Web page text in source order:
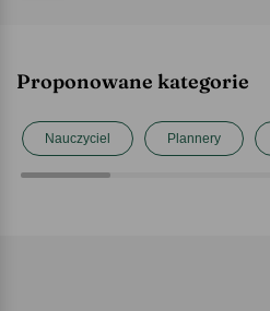
Proponowane kategorie
Nauczyciel Plannery